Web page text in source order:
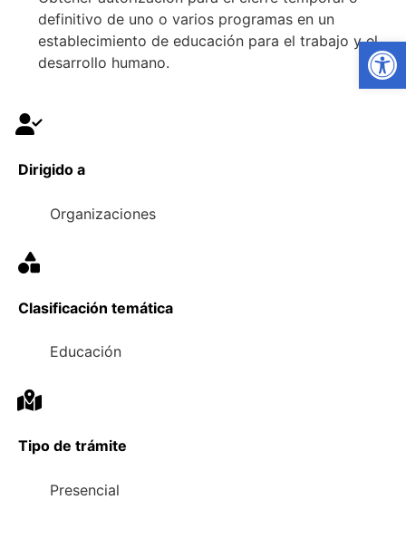
definitivo de uno o varios programas en un
establecimiento de educación para el trabajo y el
desarrollo humano.
Dirigido a
Organizaciones
Clasificación temática
Educación
Tipo de trámite
Presencial